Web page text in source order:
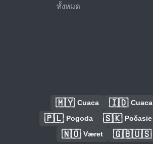
ทั้งหมด
🇲🇾 Cuaca 🇮🇩 Cuaca
🇵🇱 Pogoda 🇸🇰 Počasie
🇳🇴 Været 🇬🇧🇺🇸